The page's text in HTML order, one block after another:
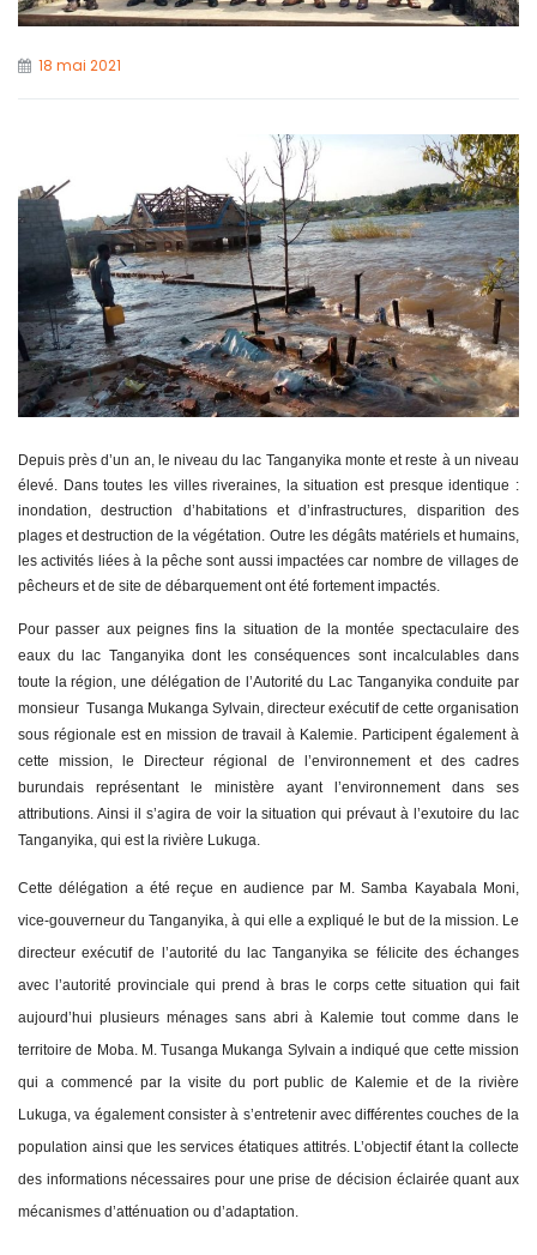
18 mai 2021
Depuis près d’un an, le niveau du lac Tanganyika monte et reste à un niveau
élevé. Dans toutes les villes riveraines, la situation est presque identique :
inondation, destruction d’habitations et d’infrastructures, disparition des
plages et destruction de la végétation. Outre les dégâts matériels et humains,
les activités liées à la pêche sont aussi impactées car nombre de villages de
pêcheurs et de site de débarquement ont été fortement impactés.
Pour passer aux peignes fins la situation de la montée spectaculaire des
eaux du lac Tanganyika dont les conséquences sont incalculables dans
toute la région, une délégation de l’Autorité du Lac Tanganyika conduite par
monsieur Tusanga Mukanga Sylvain, directeur exécutif de cette organisation
sous régionale est en mission de travail à Kalemie. Participent également à
cette mission, le Directeur régional de l’environnement et des cadres
burundais représentant le ministère ayant l’environnement dans ses
attributions. Ainsi il s’agira de voir la situation qui prévaut à l’exutoire du lac
Tanganyika, qui est la rivière Lukuga.
Cette délégation a été reçue en audience par M. Samba Kayabala Moni,
vice-gouverneur du Tanganyika, à qui elle a expliqué le but de la mission. Le
directeur exécutif de l’autorité du lac Tanganyika se félicite des échanges
avec l’autorité provinciale qui prend à bras le corps cette situation qui fait
aujourd’hui plusieurs ménages sans abri à Kalemie tout comme dans le
territoire de Moba. M. Tusanga Mukanga Sylvain a indiqué que cette mission
qui a commencé par la visite du port public de Kalemie et de la rivière
Lukuga, va également consister à s’entretenir avec différentes couches de la
population ainsi que les services étatiques attitrés. L’objectif étant la collecte
des informations nécessaires pour une prise de décision éclairée quant aux
mécanismes d’atténuation ou d’adaptation.